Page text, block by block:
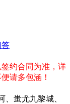
答
约合同为准，详
请多包涵！
、蚩尤九黎城、